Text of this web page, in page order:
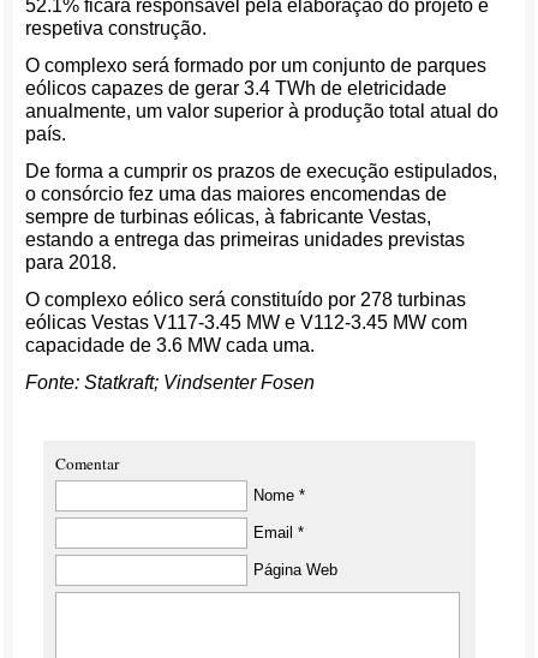
52.1% ficará responsável pela elaboração do projeto e
respetiva construção.
O complexo será formado por um conjunto de parques
eólicos capazes de gerar 3.4 TWh de eletricidade
anualmente, um valor superior à produção total atual do
país.
De forma a cumprir os prazos de execução estipulados,
o consórcio fez uma das maiores encomendas de
sempre de turbinas eólicas, à fabricante Vestas,
estando a entrega das primeiras unidades previstas
para 2018.
O complexo eólico será constituído por 278 turbinas
eólicas Vestas V117-3.45 MW e V112-3.45 MW com
capacidade de 3.6 MW cada uma.
Fonte: Statkraft; Vindsenter Fosen
Comentar
Nome *
Email *
Página Web